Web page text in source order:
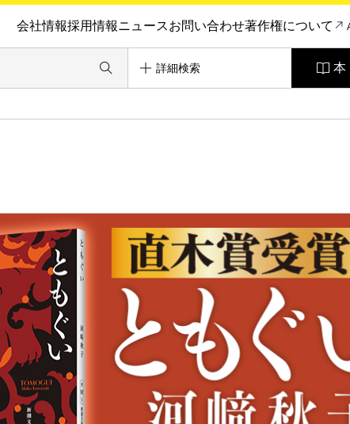
会社情報採用情報ニュースお問い合わせ著作権について
詳細検索 本